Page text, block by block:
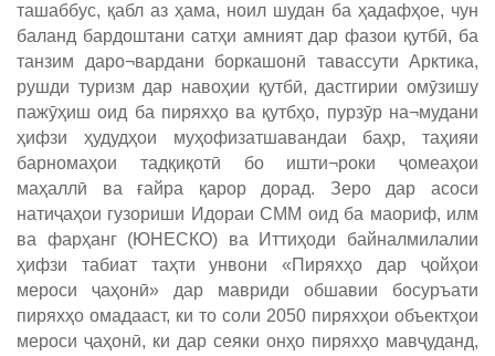
ташаббус, қабл аз ҳама, ноил шудан ба ҳадафҳое, чун
баланд бардоштани сатҳи амният дар фазои қутбӣ, ба
танзим даро¬вардани боркашонӣ тавассути Арктика,
рушди туризм дар навоҳии қутбӣ, дастгирии омӯзишу
пажӯҳиш оид ба пиряхҳо ва қутбҳо, пурзӯр на¬мудани
ҳифзи ҳудудҳои муҳофизатшавандаи баҳр, таҳияи
барномаҳои тадқиқотӣ бо ишти¬роки ҷомеаҳои
маҳаллӣ ва ғайра қарор дорад. Зеро дар асоси
натиҷаҳои гузориши Идораи СММ оид ба маориф, илм
ва фарҳанг (ЮНЕСКО) ва Иттиҳоди байналмилалии
ҳифзи табиат таҳти унвони «Пиряхҳо дар ҷойҳои
мероси ҷаҳонӣ» дар мавриди обшавии босуръати
пиряхҳо омадааст, ки то соли 2050 пиряхҳои объектҳои
мероси ҷаҳонӣ, ки дар сеяки онҳо пиряхҳо мавҷуданд,